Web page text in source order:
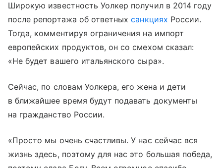
Широкую известность Уолкер получил в 2014 году
после репортажа об ответныхсанкциях России.
Тогда, комментируя ограничения на импорт
европейских продуктов, он со смехом сказал:
«Не будет вашего итальянского сыра».
Сейчас, по словам Уолкера, его жена и дети
в ближайшее время будут подавать документы
на гражданство России.
«Просто мы очень счастливы. У нас сейчас вся
жизнь здесь, поэтому для нас это большая победа,